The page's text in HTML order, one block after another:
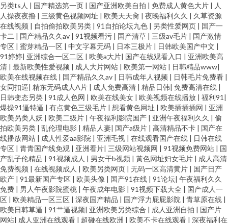
另类ts人 | 国产精选第一页 | 国产亚洲欧美自拍 | 免费成人黄色大片 | 人
人操夜夜撸 | 三级黄色视频网址 | 欧美天天肏 | 夜晚福利久久 | 久草资源
在线视频 | 自拍偷拍欧美另类 | 91自拍论坛九色 | 另类性爱网页 | 国产一
卡二 | 国产精品久久av | 91视频看污 | 国产清草 | 三级av毛片 | 国产激情
专区 | 蜜芽精品一区 | 中文字幕无码 | 日本三极片 | 日韩欧美国产中文 |
91婷婷| 亚洲综合一区二区 | 欧美a大片| 国产在线观看入口 | 亚洲欧美高
清 | 最新欧美性爱视频 | 成人大片网站 | 欧美第一网站 | 日韩精品www|
欧美在线视频在线 | 国产精品久久av | 日韩成年人视频 | 日韩毛片免费看 |
女同扣逼| 精东无码成人A片 | 成人免费高清 | 精品日韩| 免费高清在线 |
日韩变态另类 | 91成人色网 | 欧美在线美女 | 欧美视频在线播放 | 福利91 |
爆操91逼特逼 | 有点黄色三级毛片 | 想看黄色网址 | 欧美插插插网 | 亚洲
欧美叧类人妖 | 欧美二级片 | 午夜福利影院国产 | 亚洲午夜福利久久 | 偷
拍欧美另类 | 乱伦理电影 | 精品人妻| 国产a级片 | 高清精品不卡 | 国产在
线播放网站 | 成人性爱aa影院 | 亚洲毛视 | 在线观看国产在线 | 日韩在线
专区 | 青青国产线免观 | 亚洲看片| 三级网站视频网 | 91视频免费网站 | 国
产乱子伦精品 | 91视频成人 | 男女干b视频 | 黃色网址妇女毛片 | 成人高清
免费视频 | 在线视频成人 | 欧美另类网页 | 无码一区高清黄片 | 国产日产
欧产 | 91最新国产专区 | 欧美头像 | 国产91在线 | 91论坛| 午夜福利久久
免费 | 男人午夜影院蜜桃 | 午夜成年电影 | 91视频下载大全 | 国产成人一
区 | 欧美精品一区三区 | 深夜国产精品 | 国产浮力屁屁影院 | 青草原在线 |
欧美日韩草逼 | 91艹逼视频| 亚洲欧美另类综合 | 成人亚洲自拍 | 国产片
网站| 成人亚洲在线观看 | 超碰在线欧洲 | 欧美不卡在线观看 | 深夜福利在